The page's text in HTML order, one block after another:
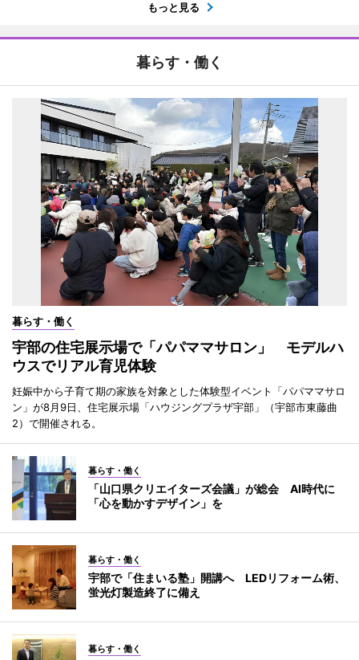
もっと見る
暮らす・働く
暮らす・働く
宇部の住宅展示場で「パパママサロン」 モデルハ
ウスでリアル育児体験
妊娠中から子育て期の家族を対象とした体験型イベント「パパママサロ
ン」が8月9日、住宅展示場「ハウジングプラザ宇部」（宇部市東藤曲
2）で開催される。
暮らす・働く
「山口県クリエイターズ会議」が総会 AI時代に
「心を動かすデザイン」を
暮らす・働く
宇部で「住まいる塾」開講へ LEDリフォーム術、
蛍光灯製造終了に備え
暮らす・働く